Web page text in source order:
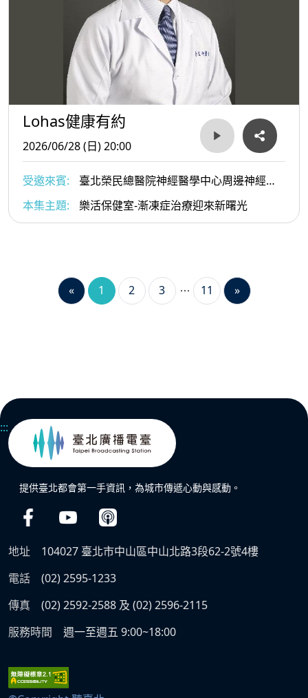
Lohas健康有約
2026/06/28 (日) 20:00
受邀來賓:
臺北榮民總醫院神經醫學中心周邊神經科
李宜中教授
本集主題: 樂活保健室-漸凍症治療迎來新曙光
« 1 2 3 11 »
:::
提供臺北都會第一手資訊，為城市傳遞心動與感動。
地址
104027 臺北市中山區中山北路3段62-2號4樓
電話
(02) 2595-1233
傳真
(02) 2592-2588 及 (02) 2596-2115
服務時間
週一至週五 9:00~18:00